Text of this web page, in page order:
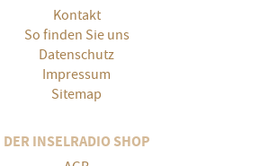
Kontakt
So finden Sie uns
Datenschutz
Impressum
Sitemap
DER INSELRADIO SHOP